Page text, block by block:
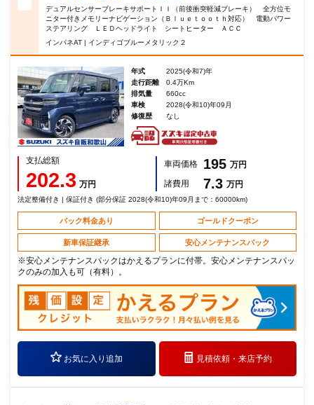
デュアルセンサーブレーキサポートＩＩ（前後衝突軽減ブレーキ） 全方位モ
ニター付きメモリーナビゲーション（Ｂｌｕｅｔｏｏｔｈ対応） 電動パワー
ステアリング ＬＥＤヘッドライト シートヒーター ＡＣＣ
インパネAT | インディゴブルーメタリック２
年式
2025(令和7)年
走行距離
0.4万Km
排気量
660cc
車検
2028(令和10)年09月
修復歴
なし
支払総額
202.3 万円
車両価格 195 万円
諸費用
7.3 万円
法定整備付き | 保証付き (部分保証 2028(令和10)年09月まで：60000km)
パック料金あり ゴールドクーポン
新車保証継承 安心メンテナンスパック
※安心メンテナンスパックはかえるプランに付帯。安心メンテナンスパッ
クのみの加入も可（有料）。
お気に入り追加 見積依頼・来店予約